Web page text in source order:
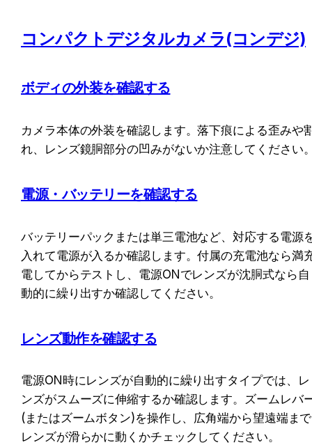
コンパクトデジタルカメラ(コンデジ)
ボディの外装を確認する
カメラ本体の外装を確認します。落下痕による歪みや
れ、レンズ鏡胴部分の凹みがないか注意してください
電源・バッテリーを確認する
バッテリーパックまたは単三電池など、対応する電源
入れて電源が入るか確認します。付属の充電池なら満
電してからテストし、電源ONでレンズが沈胴式なら自
動的に繰り出すか確認してください。
レンズ動作を確認する
電源ON時にレンズが自動的に繰り出すタイプでは、レ
ンズがスムーズに伸縮するか確認します。ズームレバ
(またはズームボタン)を操作し、広角端から望遠端まで
レンズが滑らかに動くかチェックしてください。